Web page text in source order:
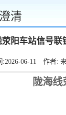
清
荥阳车站信号
:2026-06-11 作者:
陇海